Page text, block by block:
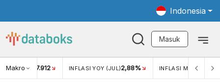
Indonesia
Masuk
Makro
USD/IDR 17.912 INFLASI YOY (JUL)2,88% INFLASI MOM (JUL)